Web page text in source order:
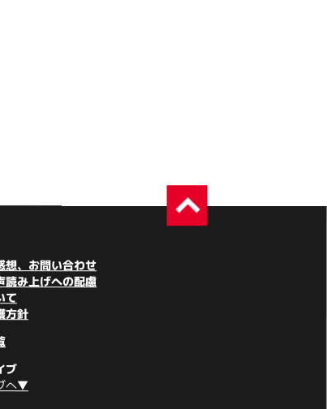
、お問い合わせ
み上げへの配慮
て
方針
ブ
へ▼